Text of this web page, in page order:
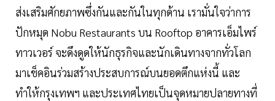
ส่งเสริมศักยภาพซึ่งกันและกันในทุกด้าน เรามั่นใจว่าการ
ปักหมุด Nobu Restaurants บน Rooftop อาคารเอ็มไพร์
ทาวเวอร์ จะดึงดูดให้นักธุรกิจและนักเดินทางจากทั่วโลก
มาเช็คอินร่วมสร้างประสบการณ์บนยอดตึกแห่งนี้ และ
ทำให้กรุงเทพฯ และประเทศไทยเป็นจุดหมายปลายทางที่